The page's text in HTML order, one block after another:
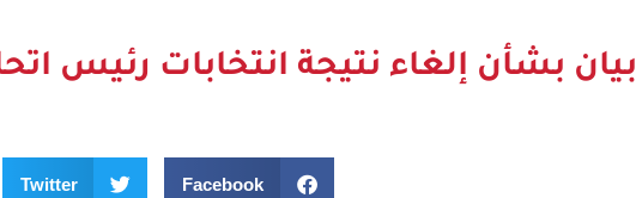
بيان بشأن إلغاء نتيجة انتخابات رئيس
Facebook
Twitter